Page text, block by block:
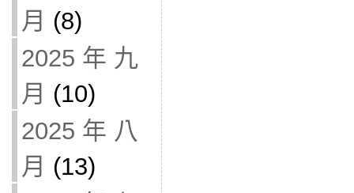
月 (8)
2025 年 九
月 (10)
2025 年 八
月 (13)